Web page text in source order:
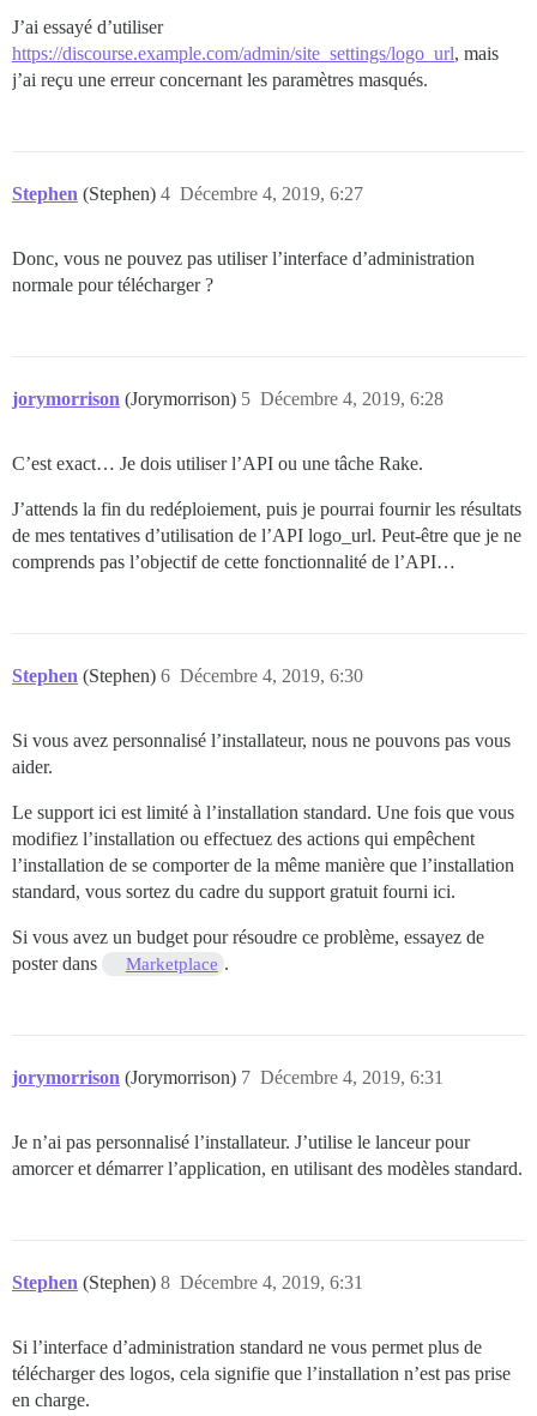
J’ai essayé d’utiliser
https://discourse.example.com/admin/site_settings/logo_url, mais
j’ai reçu une erreur concernant les paramètres masqués.
Stephen (Stephen) Décembre 4, 2019, 6:27
4
Donc, vous ne pouvez pas utiliser l’interface d’administration
normale pour télécharger ?
jorymorrison (Jorymorrison) Décembre 4, 2019, 6:28
5
C’est exact… Je dois utiliser l’API ou une tâche Rake.
J’attends la fin du redéploiement, puis je pourrai fournir les résultats
de mes tentatives d’utilisation de l’API logo_url. Peut-être que je ne
comprends pas l’objectif de cette fonctionnalité de l’API…
Stephen (Stephen) Décembre 4, 2019, 6:30
6
Si vous avez personnalisé l’installateur, nous ne pouvons pas vous
aider.
Le support ici est limité à l’installation standard. Une fois que vous
modifiez l’installation ou effectuez des actions qui empêchent
l’installation de se comporter de la même manière que l’installation
standard, vous sortez du cadre du support gratuit fourni ici.
Si vous avez un budget pour résoudre ce problème, essayez de
poster dans
Marketplace .
jorymorrison (Jorymorrison) Décembre 4, 2019, 6:31
7
Je n’ai pas personnalisé l’installateur. J’utilise le lanceur pour
amorcer et démarrer l’application, en utilisant des modèles standard.
Stephen (Stephen) Décembre 4, 2019, 6:31
8
Si l’interface d’administration standard ne vous permet plus de
télécharger des logos, cela signifie que l’installation n’est pas prise
en charge.